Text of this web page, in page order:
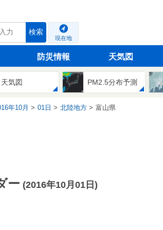
検索
現在地
防災情報 天気図
天気図 PM2.5分布予測
年10月 01日 北陸地方 富山県
ー (2016年10月01日)